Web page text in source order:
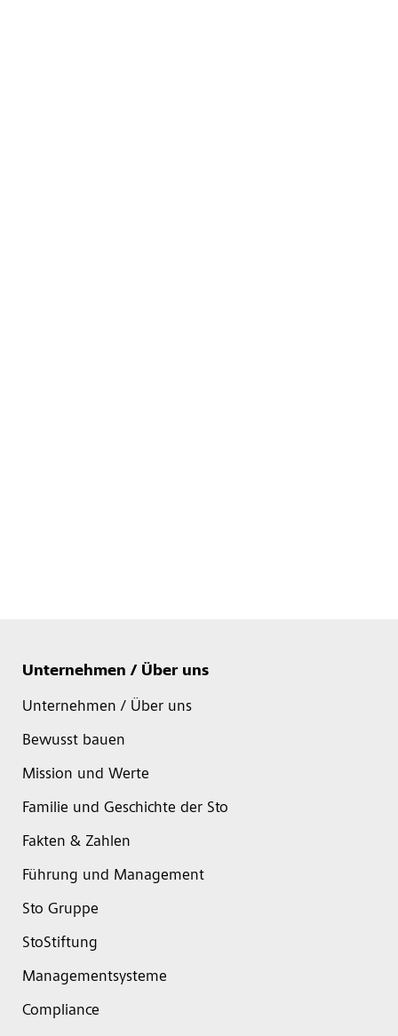
Unternehmen / Über uns
Unternehmen / Über uns
Bewusst bauen
Mission und Werte
Familie und Geschichte der Sto
Fakten & Zahlen
Führung und Management
Sto Gruppe
StoStiftung
Managementsysteme
Compliance